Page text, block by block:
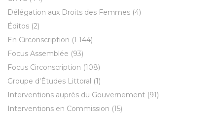
Délégation aux Droits des Femmes (4)
Éditos (2)
En Circonscription (1 144)
Focus Assemblée (93)
Focus Circonscription (108)
Groupe d'Études Littoral (1)
Interventions auprès du Gouvernement (91)
Interventions en Commission (15)